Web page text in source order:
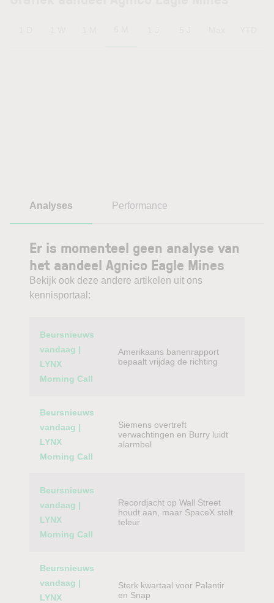
Analyses Performance
Er is momenteel geen analyse van
het aandeel Agnico Eagle Mines
Bekijk ook deze andere artikelen uit ons
kennisportaal:
Category
Beursnieuws
vandaag |
LYNX
Morning Call
Amerikaans banenrapport
bepaalt vrijdag de richting
Beursnieuws
vandaag |
LYNX
Morning Call
Siemens overtreft
verwachtingen en Burry luidt
alarmbel
Beursnieuws
vandaag |
LYNX
Morning Call
Recordjacht op Wall Street
houdt aan, maar SpaceX stelt
teleur
Beursnieuws
vandaag |
LYNX
Sterk kwartaal voor Palantir
en Snap